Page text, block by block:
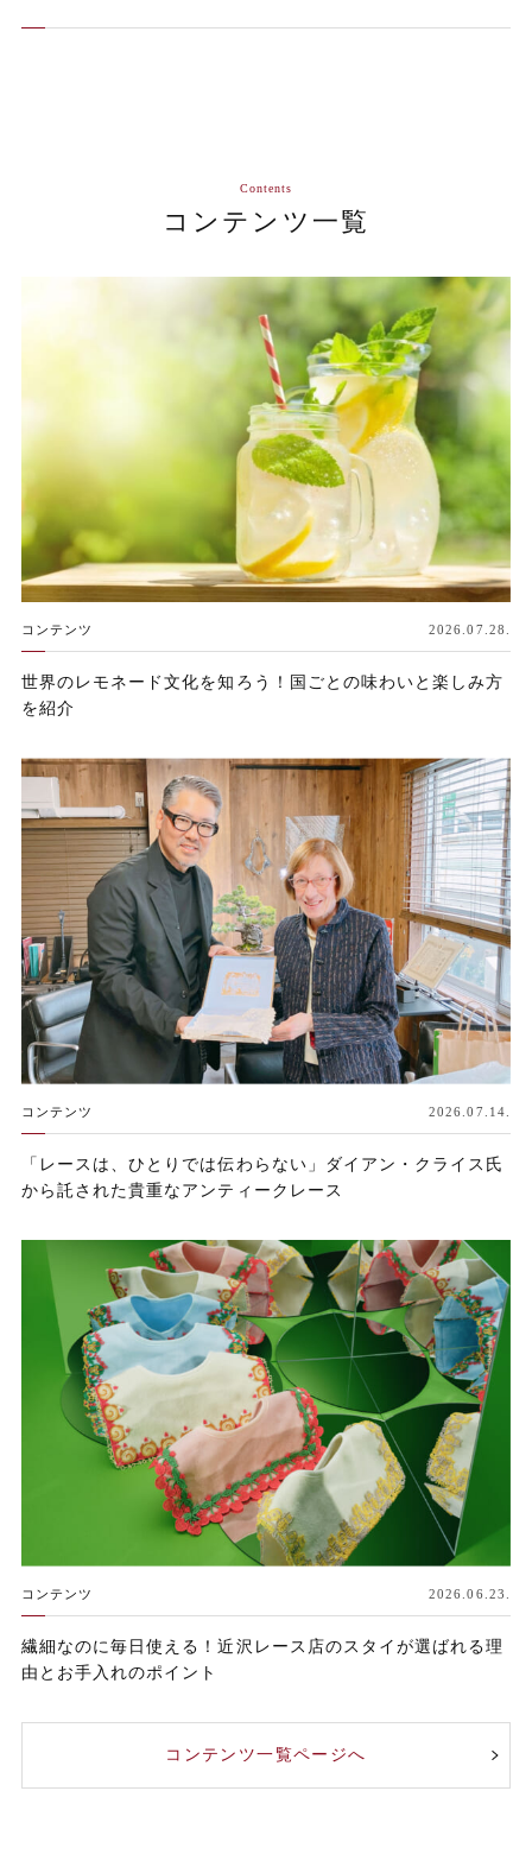
コンテンツ一覧
Contents
コンテンツ 2026.07.28.
世界のレモネード文化を知ろう！国ごとの味わいと楽しみ方
を紹介
コンテンツ 2026.07.14.
「レースは、ひとりでは伝わらない」ダイアン・クライス氏
から託された貴重なアンティークレース
コンテンツ 2026.06.23.
繊細なのに毎日使える！近沢レース店のスタイが選ばれる理
由とお手入れのポイント
コンテンツ一覧ページへ